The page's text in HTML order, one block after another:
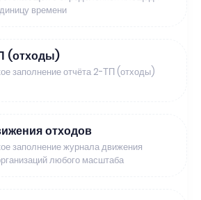
времени
(отходы)
заполнение отчёта 2-ТП (отходы)
отходов
заполнение журнала движения
любого масштаба